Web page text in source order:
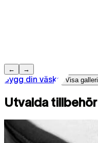
← →
Bygg din väska Visa galleri
Utvalda tillbehör